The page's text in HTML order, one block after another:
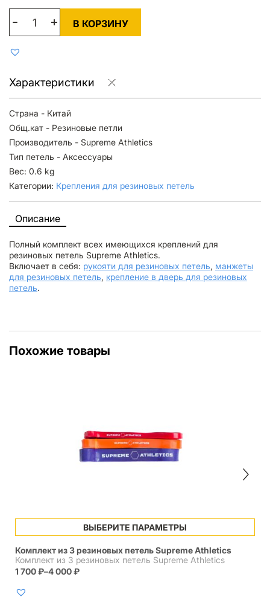
Описание
Полный комплект всех имеющихся креплений для
резиновых петель Supreme Athletics.
Включает в себя: рукояти для резиновых петель, манжеты
для резиновых петель, крепление в дверь для резиновых
петель.
В КОРЗИНУ
Характеристики
Страна - Китай
Общ.кат - Резиновые петли
Производитель - Supreme Athletics
Тип петель - Аксессуары
Вес: 0.6 kg
Категории: Крепления для резиновых петель
Похожие товары
ВЫБЕРИТЕ ПАРАМЕТРЫ
Этот
товар
имеет
несколько
вариаций.
Комплект из 3 резиновых петель Supreme Athletics
Комплект из 3 резиновых петель Supreme Athletics
1 700₽–4 000₽
Диапазон
цен: